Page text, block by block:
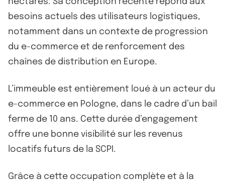
besoins actuels des utilisateurs logistiques,
notamment dans un contexte de progression
du e-commerce et de renforcement des
chaînes de distribution en Europe.
L’immeuble est entièrement loué à un acteur du
e-commerce en Pologne, dans le cadre d’un bail
ferme de 10 ans. Cette durée d’engagement
offre une bonne visibilité sur les revenus
locatifs futurs de la SCPI.
Grâce à cette occupation complète et à la